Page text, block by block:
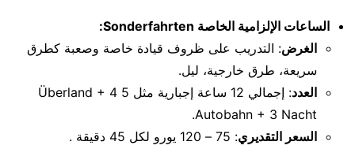
الساعات الإلزامية الخاصة Sonderfahrten:
الغرض: التدريب على ظروف قيادة خاصة وصعبة كطرق
سريعة، طرق خارجية، ليل.
العدد
: إجمالي 12 ساعة إجبارية مثل 5 Überland + 4
Autobahn + 3 Nacht.
السعر التقديري: 75 – 120 يورو لكل 45 دقيقة .